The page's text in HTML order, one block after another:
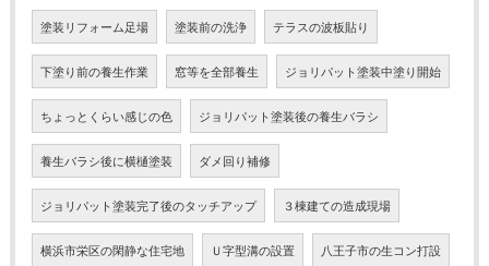
塗装リフォーム足場 塗装前の洗浄 テラスの波板貼り
下塗り前の養生作業 窓等を全部養生 ジョリパット塗装中塗り開始
ちょっとくらい感じの色 ジョリパット塗装後の養生バラシ
養生バラシ後に横樋塗装 ダメ回り補修
ジョリパット塗装完了後のタッチアップ ３棟建ての造成現場
横浜市栄区の閑静な住宅地 Ｕ字型溝の設置 八王子市の生コン打設